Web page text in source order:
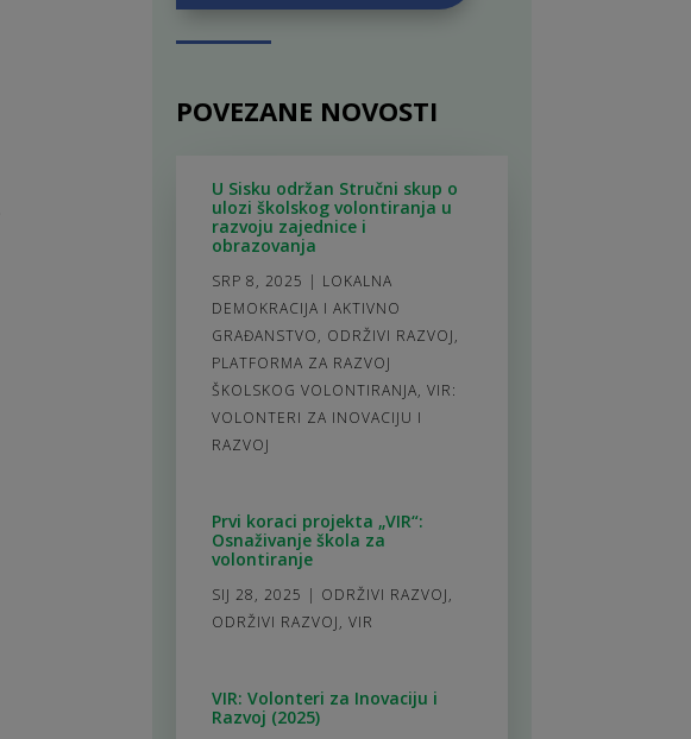
POVEZANE NOVOSTI
U Sisku održan Stručni skup o
ulozi školskog volontiranja u
razvoju zajednice i
obrazovanja
SRP 8, 2025 | LOKALNA
DEMOKRACIJA I AKTIVNO
GRAĐANSTVO, ODRŽIVI RAZVOJ,
PLATFORMA ZA RAZVOJ
ŠKOLSKOG VOLONTIRANJA, VIR:
VOLONTERI ZA INOVACIJU I
RAZVOJ
Prvi koraci projekta „VIR“:
Osnaživanje škola za
volontiranje
SIJ 28, 2025 | ODRŽIVI RAZVOJ,
ODRŽIVI RAZVOJ, VIR
VIR: Volonteri za Inovaciju i
Razvoj (2025)